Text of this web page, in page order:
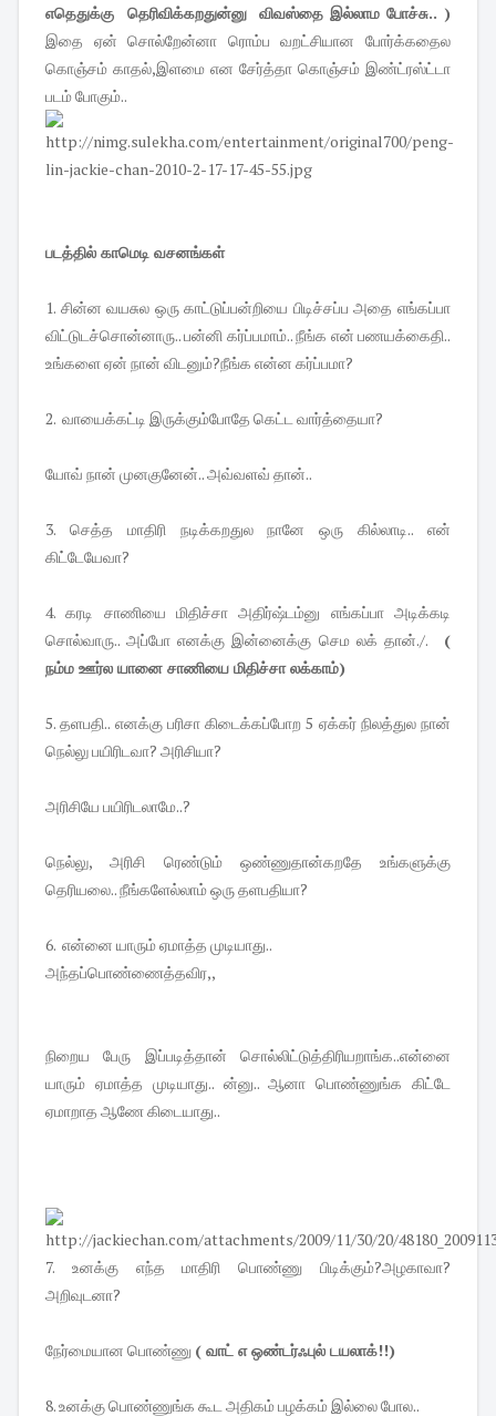
எதெதுக்கு தெரிவிக்கறதுன்னு விவஸ்தை இல்லாம போச்சு.. )
இதை ஏன் சொல்றேன்னா ரொம்ப வறட்சியான போர்க்கதைல
கொஞ்சம் காதல்,இளமை என சேர்த்தா கொஞ்சம் இண்ட்ரஸ்ட்டா
படம் போகும்..
படத்தில் காமெடி வசனங்கள்
1. சின்ன வயசுல ஒரு காட்டுப்பன்றியை பிடிச்சப்ப அதை எங்கப்பா
விட்டுடச்சொன்னாரு.. பன்னி கர்ப்பமாம்.. நீங்க என் பணயக்கைதி..
உங்களை ஏன் நான் விடனும்?நீங்க என்ன கர்ப்பமா?
2. வாயைக்கட்டி இருக்கும்போதே கெட்ட வார்த்தையா?
யோவ் நான் முனகுனேன்.. அவ்வளவ் தான்..
3. செத்த மாதிரி நடிக்கறதுல நானே ஒரு கில்லாடி.. என்
கிட்டேயேவா?
4. கரடி சாணியை மிதிச்சா அதிர்ஷ்டம்னு எங்கப்பா அடிக்கடி
சொல்வாரு.. அப்போ எனக்கு இன்னைக்கு செம லக் தான்./. (
நம்ம ஊர்ல யானை சாணியை மிதிச்சா லக்காம்)
5. தளபதி.. எனக்கு பரிசா கிடைக்கப்போற 5 ஏக்கர் நிலத்துல நான்
நெல்லு பயிரிடவா? அரிசியா?
அரிசியே பயிரிடலாமே..?
நெல்லு, அரிசி ரெண்டும் ஒண்ணுதான்கறதே உங்களுக்கு
தெரியலை.. நீங்களேல்லாம் ஒரு தளபதியா?
6. என்னை யாரும் ஏமாத்த முடியாது..
அந்தப்பொண்ணைத்தவிர,,
நிறைய பேரு இப்படித்தான் சொல்லிட்டுத்திரியறாங்க..என்னை
யாரும் ஏமாத்த முடியாது.. ன்னு.. ஆனா பொண்ணுங்க கிட்டே
ஏமாறாத ஆணே கிடையாது..
7. உனக்கு எந்த மாதிரி பொண்ணு பிடிக்கும்?அழகாவா?
அறிவுடனா?
நேர்மையான பொண்ணு ( வாட் எ ஒண்டர்ஃபுல் டயலாக்!!)
8. உனக்கு பொண்ணுங்க கூட அதிகம் பழக்கம் இல்லை போல..